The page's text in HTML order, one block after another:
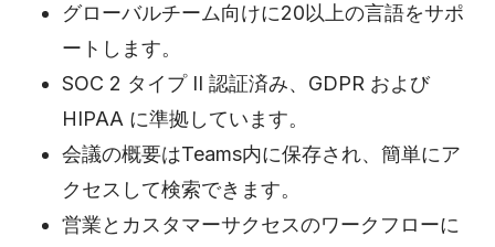
グローバルチーム向けに20以上の言語をサポ
ートします。
SOC 2 タイプ II 認証済み、GDPR および
HIPAA に準拠しています。
会議の概要はTeams内に保存され、簡単にア
クセスして検索できます。
営業とカスタマーサクセスのワークフローに